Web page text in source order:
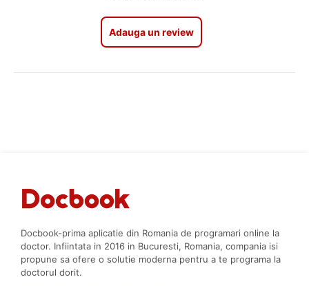
Adauga un review
Docbook-prima aplicatie din Romania de programari online la
doctor. Infiintata in 2016 in Bucuresti, Romania, compania isi
propune sa ofere o solutie moderna pentru a te programa la
doctorul dorit.